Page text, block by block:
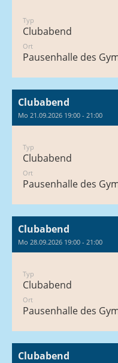
Typ
Clubabend
Ort
Pausenhalle des
Clubabend
Mo 21.09.2026 19:00 - 21:00
Typ
Clubabend
Ort
Pausenhalle des
Clubabend
Mo 28.09.2026 19:00 - 21:00
Typ
Clubabend
Ort
Pausenhalle des
Clubabend